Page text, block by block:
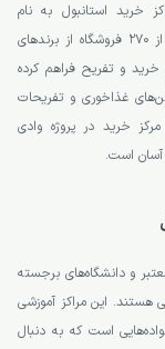
خرید استانبول به نام
“Vadistanbul AVM” است. این مرکز خرید شامل بیش از ۲۷۰ فروشگاه از برندهای
و تفریح فراهم کرده
غذاخوری و تفریحات
خرید در پروژه وادی
آسان است.
و دانشگاه‌های برجسته
هستند. این مراکز آموزشی
است که به دنبال